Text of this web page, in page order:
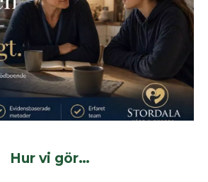
Hur vi gör…